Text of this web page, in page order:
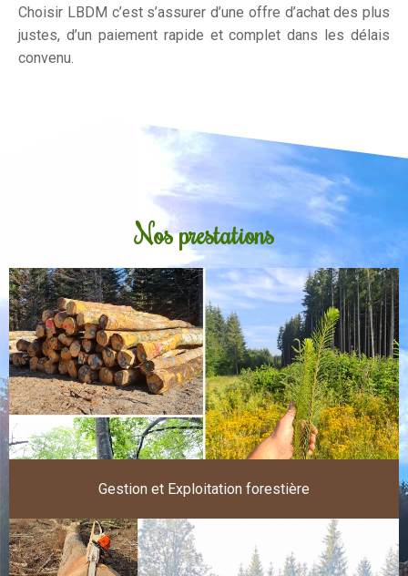
Choisir LBDM c’est s’assurer d’une offre d’achat des plus
justes, d’un paiement rapide et complet dans les délais
convenu.
Nos prestations
Gestion et Exploitation forestière